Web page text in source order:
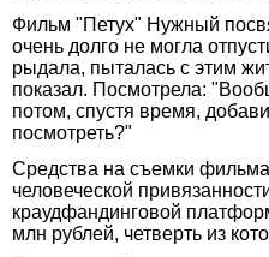
Фильм "Петух" Нужный
очень долго не могла
рыдала, пыталась с этим
показал. Посмотрела:
потом, спустя время,
посмотреть?"
Средства на съемки
человеческой
краудфандинговой
млн рублей, четверть из